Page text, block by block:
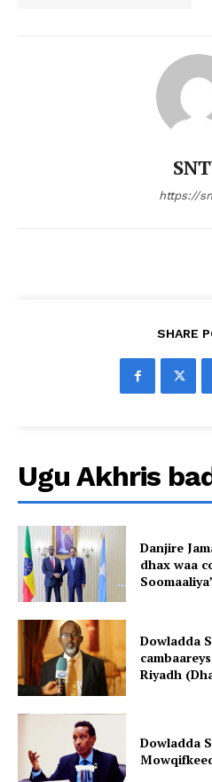
https://
SHARE
Ugu Akhris
Danjire
dhax waa
Dowladda
Riyadh
Dowladda